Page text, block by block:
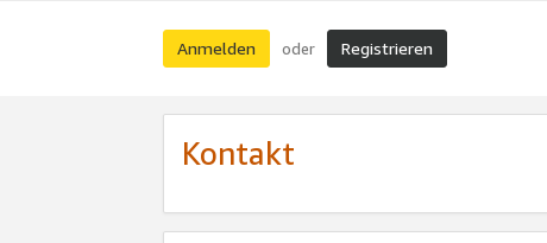
Anmelden oder Registrieren
Kontakt